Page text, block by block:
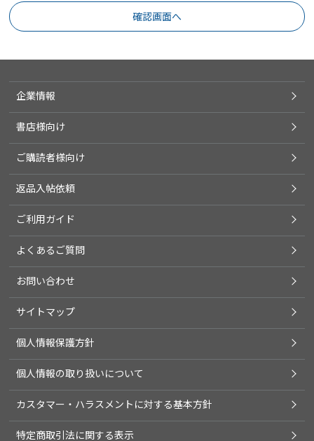
企業情報
書店様向け
ご購読者様向け
返品入帖依頼
ご利用ガイド
よくあるご質問
お問い合わせ
サイトマップ
個人情報保護方針
個人情報の取り扱いについて
カスタマー・ハラスメントに対する基本方針
特定商取引法に関する表示